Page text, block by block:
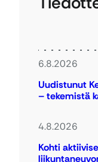
6.8.2026
Uudistunut
– tekemistä
4.8.2026
Kohti